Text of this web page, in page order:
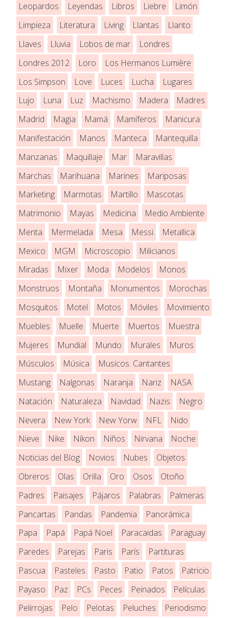
Leopardos Leyendas Libros Liebre
Limón
Limpieza
Literatura Living Llantas
Llanto
Llaves
Lluvia Lobos de mar
Londres
Londres 2012
Loro
Los Hermanos Lumière
Los Simpson
Love Luces Lucha
Lugares
Lujo
Luna Luz Machismo Madera
Madres
Madrid
Magia Mamá Mamíferos
Manicura
Manifestación
Manos Manteca
Mantequilla
Manzanas
Maquillaje Mar
Maravillas
Marchas
Marihuana Marines
Mariposas
Marketing
Marmotas Martillo
Mascotas
Matrimonio
Mayas Medicina
Medio Ambiente
Menta
Mermelada Mesa Messi
Metallica
Mexico
MGM Microscopio
Milicianos
Miradas
Mixer Moda Modelos
Monos
Monstruos
Montaña Monumentos
Morochas
Mosquitos
Motel Motos Móviles
Movimiento
Muebles
Muelle Muerte Muertos
Muestra
Mujeres
Mundial Mundo Murales
Muros
Músculos
Música
Musicos. Cantantes
Mustang
Nalgonas Naranja Nariz
NASA
Natación
Naturaleza Navidad Nazis
Negro
Nevera
New York New Yorw NFL
Nido
Nieve
Nike Nikon Niños Nirvana
Noche
Noticias del Blog
Novios Nubes
Objetos
Obreros
Olas Orilla Oro Osos
Otoño
Padres
Paisajes Pájaros Palabras
Palmeras
Pancartas
Pandas Pandemia
Panorámica
Papa
Papá Papá Noel Paracaidas
Paraguay
Paredes
Parejas Paris París
Partituras
Pascua
Pasteles Pasto Patio Patos
Patricio
Payaso
Paz PCs Peces Peinados
Películas
Pelirrojas
Pelo Pelotas Peluches
Periodismo